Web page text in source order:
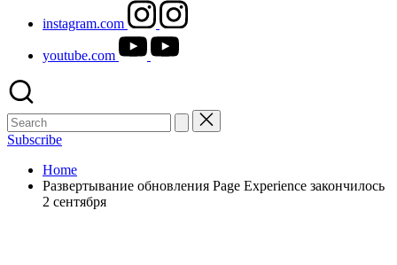
instagram.com
youtube.com
Subscribe
Home
Развертывание обновления Page Experience закончилось
2 сентября